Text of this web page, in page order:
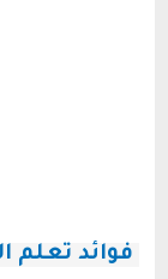
فوائد تعلم